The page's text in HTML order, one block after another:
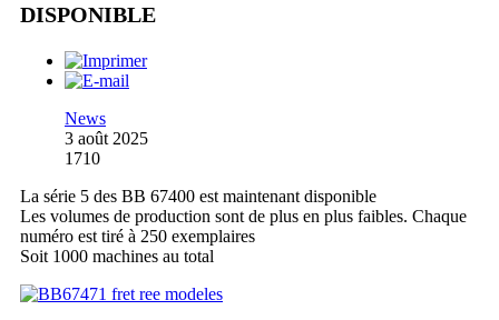
DISPONIBLE
News
3 août 2025
1710
La série 5 des BB 67400 est maintenant disponible
Les volumes de production sont de plus en plus faibles. Chaque
numéro est tiré à 250 exemplaires
Soit 1000 machines au total